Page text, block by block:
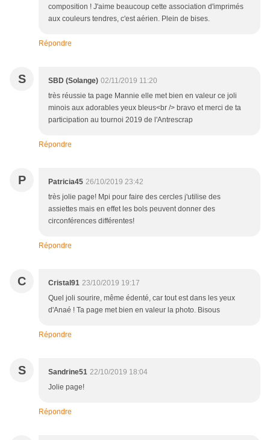
composition ! J'aime beaucoup cette association d'imprimés
aux couleurs tendres, c'est aérien. Plein de bises.
Répondre
S SBD (Solange) 02/11/2019 11:20
très réussie ta page Mannie elle met bien en valeur ce joli
minois aux adorables yeux bleus<br /> bravo et merci de ta
participation au tournoi 2019 de l'Antrescrap
Répondre
P Patricia45 26/10/2019 23:42
très jolie page! Mpi pour faire des cercles j'utilise des
assiettes mais en effet les bols peuvent donner des
circonférences différentes!
Répondre
C Cristal91 23/10/2019 19:17
Quel joli sourire, même édenté, car tout est dans les yeux
d'Anaé ! Ta page met bien en valeur la photo. Bisous
Répondre
S Sandrine51 22/10/2019 18:04
Jolie page!
Répondre